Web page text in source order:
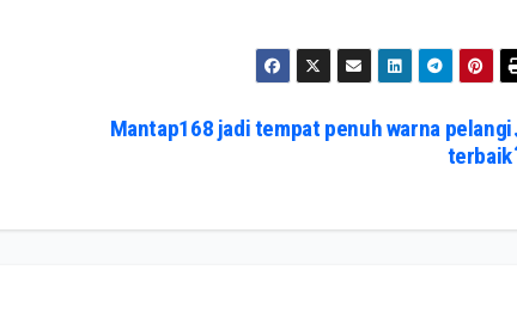
Mantap168 jadi tempat penuh warna pelangi
terbaik